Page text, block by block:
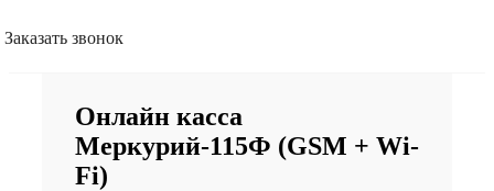
Заказать звонок
Онлайн касса
Меркурий-115Ф (GSM + Wi-
Fi)